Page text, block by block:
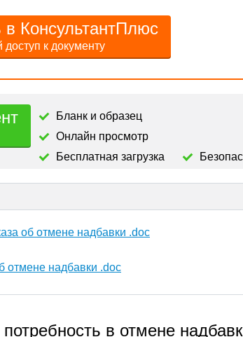
в КонсультантПлюс
к документу
Бланк и образец
Онлайн просмотр
Бесплатная загрузка
об отмене надбавки .doc
отмене надбавки .doc
в отмене